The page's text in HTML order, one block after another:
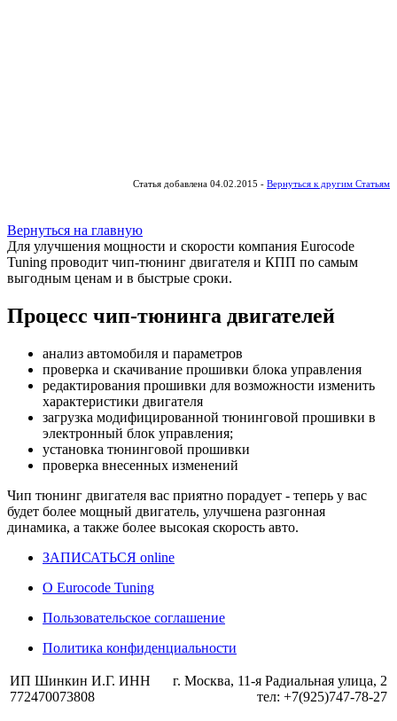
Статья добавлена 04.02.2015 - Вернуться к другим Статьям
Вернуться на главную
Для улучшения мощности и скорости компания Eurocode
Tuning проводит чип-тюнинг двигателя и КПП по самым
выгодным ценам и в быстрые сроки.
Процесс чип-тюнинга двигателей
анализ автомобиля и параметров
проверка и скачивание прошивки блока управления
редактирования прошивки для возможности изменить
характеристики двигателя
загрузка модифицированной тюнинговой прошивки в
электронный блок управления;
установка тюнинговой прошивки
проверка внесенных изменений
Чип тюнинг двигателя вас приятно порадует - теперь у вас
будет более мощный двигатель, улучшена разгонная
динамика, а также более высокая скорость авто.
ЗАПИСАТЬСЯ online
О Eurocode Tuning
Пользовательское соглашение
Политика конфиденциальности
ИП Шинкин И.Г. ИНН
772470073808
г. Москва, 11-я Радиальная улица, 2
тел: +7(925)747-78-27